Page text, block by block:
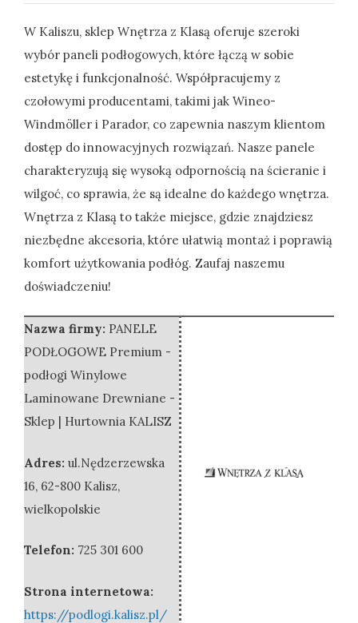
W Kaliszu, sklep Wnętrza z Klasą oferuje szeroki
wybór paneli podłogowych, które łączą w sobie
estetykę i funkcjonalność. Współpracujemy z
czołowymi producentami, takimi jak Wineo-
Windmöller i Parador, co zapewnia naszym klientom
dostęp do innowacyjnych rozwiązań. Nasze panele
charakteryzują się wysoką odpornością na ścieranie i
wilgoć, co sprawia, że są idealne do każdego wnętrza.
Wnętrza z Klasą to także miejsce, gdzie znajdziesz
niezbędne akcesoria, które ułatwią montaż i poprawią
komfort użytkowania podłóg. Zaufaj naszemu
doświadczeniu!
Nazwa firmy: PANELE
PODŁOGOWE Premium -
podłogi Winylowe
Laminowane Drewniane -
Sklep | Hurtownia KALISZ
Adres: ul.Nędzerzewska
16, 62-800 Kalisz,
wielkopolskie
Telefon: 725 301 600
Strona internetowa:
https://podlogi.kalisz.pl/